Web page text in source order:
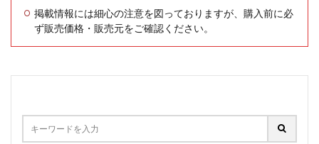
掲載情報には細心の注意を図っておりますが、購入前に必
ず販売価格・販売元をご確認ください。